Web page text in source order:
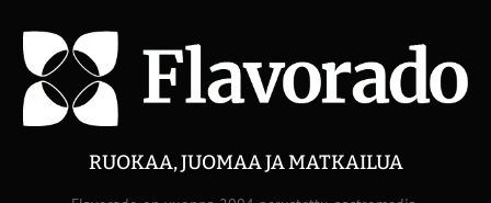
RUOKAA, JUOMAA JA MATKAILUA